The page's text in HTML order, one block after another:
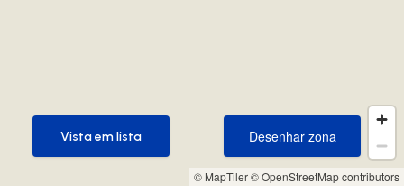
© MapTiler© OpenStreetMap contributors
Desenhar zona
Desenhar zona
Vista em lista
Vista em lista